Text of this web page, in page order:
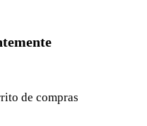
de compras